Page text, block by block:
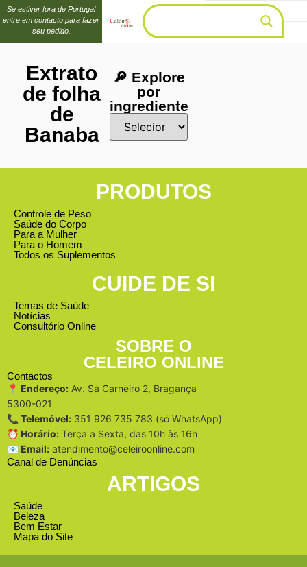
Se estiver fora de Portugal
entre em contacto para fazer
seu pedido.
Extrato
de folha
de
Banaba
🔎 Explore
por
ingrediente
PRODUTOS
Controle de Peso
Saúde do Corpo
Para a Mulher
Para o Homem
Todos os Suplementos
CUIDE DE SI
Temas de Saúde
Notícias
Consultório Online
SOBRE O
CELEIRO ONLINE
Contactos
📍 Endereço: Av. Sá Carneiro 2, Bragança
5300-021
📞 Telemóvel: 351 926 735 783 (só WhatsApp)
⏰ Horário: Terça a Sexta, das 10h às 16h
📧 Email: atendimento@celeiroonline.com
Canal de Denúncias
ARTIGOS
Saúde
Beleza
Bem Estar
Mapa do Site